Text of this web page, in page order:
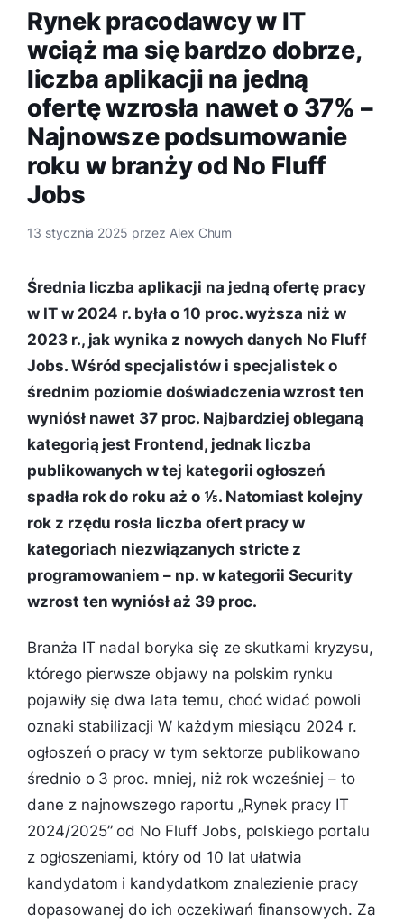
Rynek pracodawcy w IT
wciąż ma się bardzo dobrze,
liczba aplikacji na jedną
ofertę wzrosła nawet o 37% –
Najnowsze podsumowanie
roku w branży od No Fluff
Jobs
13 stycznia 2025 przez Alex Chum
Średnia liczba aplikacji na jedną ofertę pracy
w IT w 2024 r. była o 10 proc. wyższa niż w
2023 r., jak wynika z nowych danych No Fluff
Jobs. Wśród specjalistów i specjalistek o
średnim poziomie doświadczenia wzrost ten
wyniósł nawet 37 proc. Najbardziej obleganą
kategorią jest Frontend, jednak liczba
publikowanych w tej kategorii ogłoszeń
spadła rok do roku aż o ⅕. Natomiast kolejny
rok z rzędu rosła liczba ofert pracy w
kategoriach niezwiązanych stricte z
programowaniem – np. w kategorii Security
wzrost ten wyniósł aż 39 proc.
Branża IT nadal boryka się ze skutkami kryzysu,
którego pierwsze objawy na polskim rynku
pojawiły się dwa lata temu, choć widać powoli
oznaki stabilizacji W każdym miesiącu 2024 r.
ogłoszeń o pracy w tym sektorze publikowano
średnio o 3 proc. mniej, niż rok wcześniej – to
dane z najnowszego raportu „Rynek pracy IT
2024/2025” od No Fluff Jobs, polskiego portalu
z ogłoszeniami, który od 10 lat ułatwia
kandydatom i kandydatkom znalezienie pracy
dopasowanej do ich oczekiwań finansowych. Za